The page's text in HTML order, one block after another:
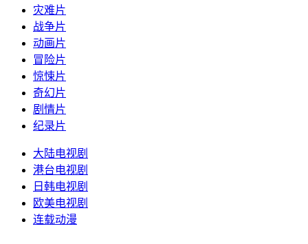
灾难片
战争片
动画片
冒险片
惊悚片
奇幻片
剧情片
纪录片
大陆电视剧
港台电视剧
日韩电视剧
欧美电视剧
连载动漫